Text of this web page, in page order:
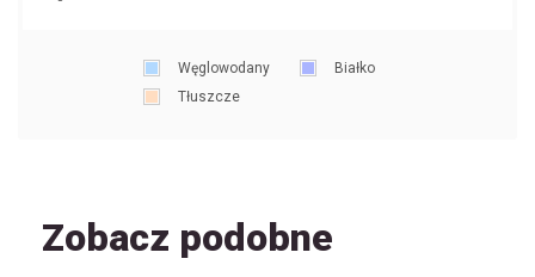
Węglowodany
Białko
Tłuszcze
Zobacz podobne